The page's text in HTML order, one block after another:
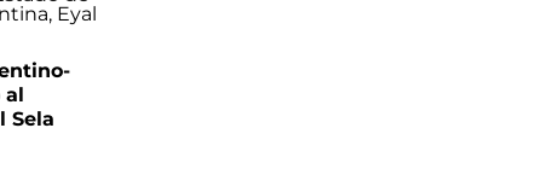
al
Sela